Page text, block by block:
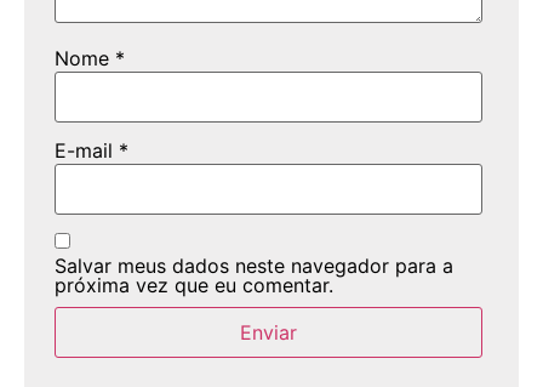
Nome *
E-mail *
Salvar meus dados neste navegador para a
próxima vez que eu comentar.